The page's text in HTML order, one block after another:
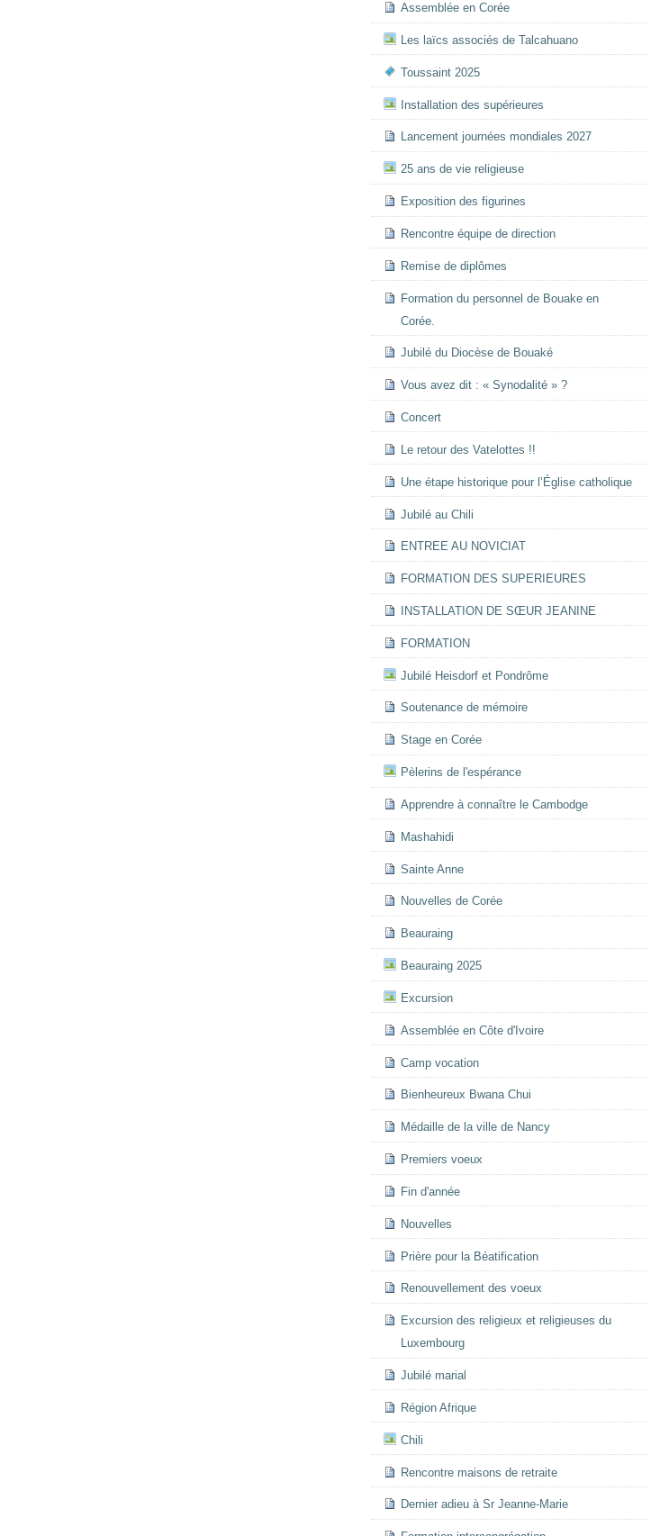
Assemblée en Corée
Les laïcs associés de Talcahuano
Toussaint 2025
Installation des supérieures
Lancement journées mondiales 2027
25 ans de vie religieuse
Exposition des figurines
Rencontre équipe de direction
Remise de diplômes
Formation du personnel de Bouake en
Corée.
Jubilé du Diocèse de Bouaké
Vous avez dit : « Synodalité » ?
Concert
Le retour des Vatelottes !!
Une étape historique pour l’Église catholique
Jubilé au Chili
ENTREE AU NOVICIAT
FORMATION DES SUPERIEURES
INSTALLATION DE SŒUR JEANINE
FORMATION
Jubilé Heisdorf et Pondrôme
Soutenance de mémoire
Stage en Corée
Pèlerins de l'espérance
Apprendre à connaître le Cambodge
Mashahidi
Sainte Anne
Nouvelles de Corée
Beauraing
Beauraing 2025
Excursion
Assemblée en Côte d'Ivoire
Camp vocation
Bienheureux Bwana Chui
Médaille de la ville de Nancy
Premiers voeux
Fin d'année
Nouvelles
Prière pour la Béatification
Renouvellement des voeux
Excursion des religieux et religieuses du
Luxembourg
Jubilé marial
Région Afrique
Chili
Rencontre maisons de retraite
Dernier adieu à Sr Jeanne-Marie